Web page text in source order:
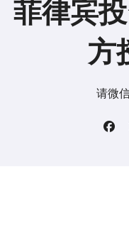
菲律宾
方
请微